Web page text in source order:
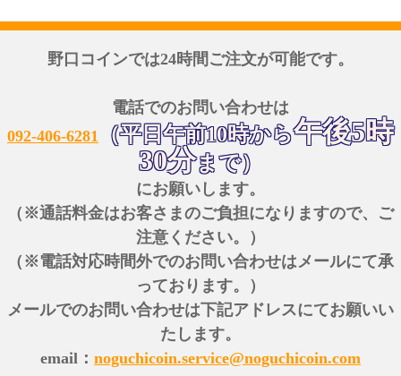
野口コインでは24時間ご注文が可能です。
電話でのお問い合わせは
092-406-6281
（平日午前10時から午後5時
30分まで）
にお願いします。
（※通話料金はお客さまのご負担になりますので、ご
注意ください。）
（※電話対応時間外でのお問い合わせはメールにて承
っております。）
メールでのお問い合わせは下記アドレスにてお願いい
たします。
email： noguchicoin.service@noguchicoin.com